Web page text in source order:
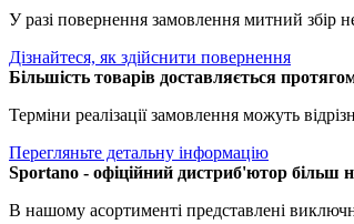
У разі повернення замовлення митний збір
Дізнайтеся, як здійснити повернення
Більшість товарів доставляється
Терміни реалізації замовлення можуть
Перегляньте детальну інформацію
Sportano - офіційний дистриб'ютор більш
В нашому асортименті представлені